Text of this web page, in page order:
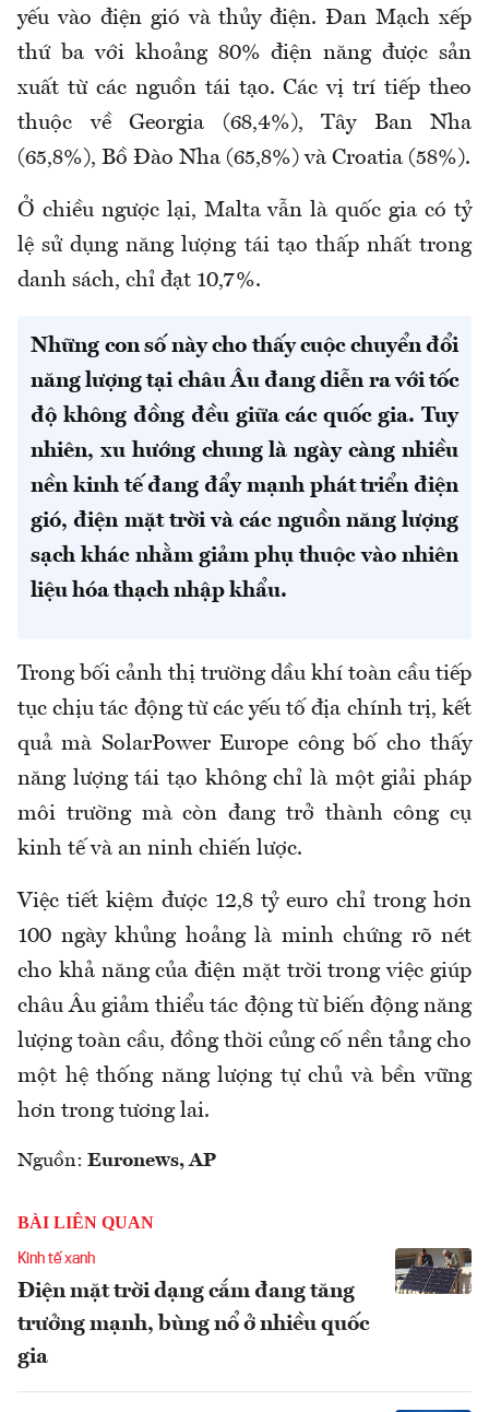
yếu vào điện gió và thủy điện. Đan Mạch xếp
thứ ba với khoảng 80% điện năng được sản
xuất từ các nguồn tái tạo. Các vị trí tiếp theo
thuộc về Georgia (68,4%), Tây Ban Nha
(65,8%), Bồ Đào Nha (65,8%) và Croatia (58%).
Ở chiều ngược lại, Malta vẫn là quốc gia có tỷ
lệ sử dụng năng lượng tái tạo thấp nhất trong
danh sách, chỉ đạt 10,7%.
Những con số này cho thấy cuộc chuyển đổi
năng lượng tại châu Âu đang diễn ra với tốc
độ không đồng đều giữa các quốc gia. Tuy
nhiên, xu hướng chung là ngày càng nhiều
nền kinh tế đang đẩy mạnh phát triển điện
gió, điện mặt trời và các nguồn năng lượng
sạch khác nhằm giảm phụ thuộc vào nhiên
liệu hóa thạch nhập khẩu.
Trong bối cảnh thị trường dầu khí toàn cầu tiếp
tục chịu tác động từ các yếu tố địa chính trị, kết
quả mà SolarPowerEurope công bố cho thấy
năng lượng tái tạo không chỉ là một giải pháp
môi trường mà còn đang trở thành công cụ
kinh tế và an ninh chiến lược.
Việc tiết kiệm được 12,8 tỷ euro chỉ trong hơn
100 ngày khủng hoảng là minh chứng rõ nét
cho khả năng của điện mặt trời trong việc giúp
châu Âu giảm thiểu tác động từ biến động năng
lượng toàn cầu, đồng thời củng cố nền tảng cho
một hệ thống năng lượng tự chủ và bền vững
hơn trong tương lai.
Nguồn: Euronews, AP
BÀI LIÊN QUAN
Kinh tế xanh
Điện mặt trời dạng cắm đang tăng
trưởng mạnh, bùng nổ ở nhiều quốc
gia